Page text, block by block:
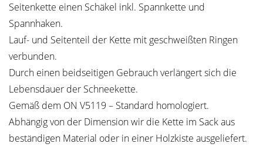
Seitenkette einen Schäkel inkl. Spannkette und
Spannhaken.
Lauf- und Seitenteil der Kette mit geschweißten Ringen
verbunden.
Durch einen beidseitigen Gebrauch verlängert sich die
Lebensdauer der Schneekette.
Gemäß dem ON V5119 – Standard homologiert.
Abhängig von der Dimension wir die Kette im Sack aus
beständigen Material oder in einer Holzkiste ausgeliefert.